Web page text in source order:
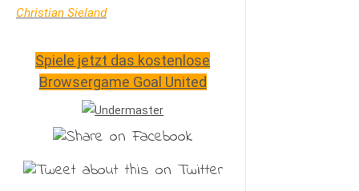
Christian Sieland
Spiele jetzt das kostenlose
Browsergame Goal United